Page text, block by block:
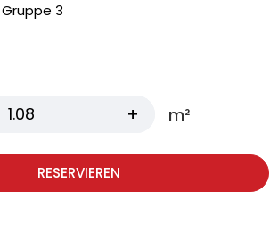
Gruppe 3
m²
RESERVIEREN